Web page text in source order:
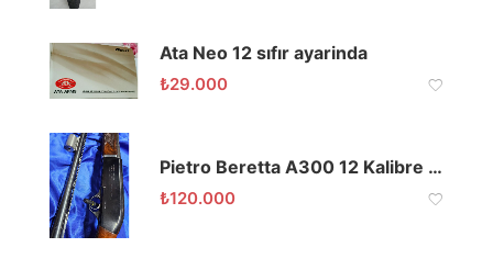
Ata Neo 12 sıfır ayarinda
₺29.000
Pietro Beretta A300 12 Kalibre Çift Namlu Av Tüfeği
₺120.000